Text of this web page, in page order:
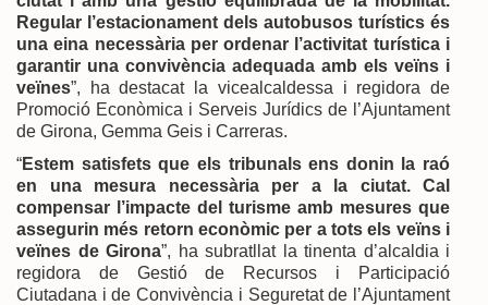
Regular l’estacionament dels autobusos turístics és
una eina necessària per ordenar l’activitat turística i
garantir una convivència adequada amb els veïns i
veïnes”, ha destacat la vicealcaldessa i regidora de
Promoció Econòmica i Serveis Jurídics de l’Ajuntament
de Girona, Gemma Geis i Carreras.
“Estem satisfets que els tribunals ens donin la raó
en una mesura necessària per a la ciutat. Cal
compensar l’impacte del turisme amb mesures que
assegurin més retorn econòmic per a tots els veïns i
veïnes de Girona”, ha subratllat la tinenta d’alcaldia i
regidora de Gestió de Recursos i Participació
Ciutadana i de Convivència i Seguretat de l’Ajuntament